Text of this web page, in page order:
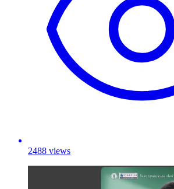
2488 views